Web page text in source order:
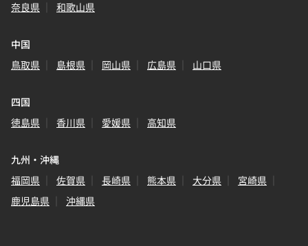
奈良県
和歌山県
中国
鳥取県
島根県 岡山県 広島県 山口県
四国
徳島県
香川県 愛媛県 高知県
九州・沖縄
福岡県
佐賀県 長崎県 熊本県 大分県
宮崎県
鹿児島県
沖縄県